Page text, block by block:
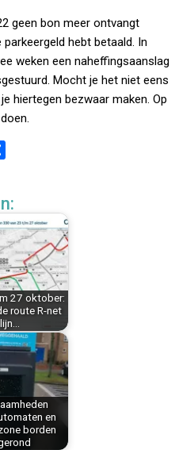
geen bon meer ontvangt
hebt betaald. In
weken een naheffingsaanslag
Mocht je het niet eens
hiertegen bezwaar maken. Op
e
n
27 oktober:
route R-net
lijn…
en
borden